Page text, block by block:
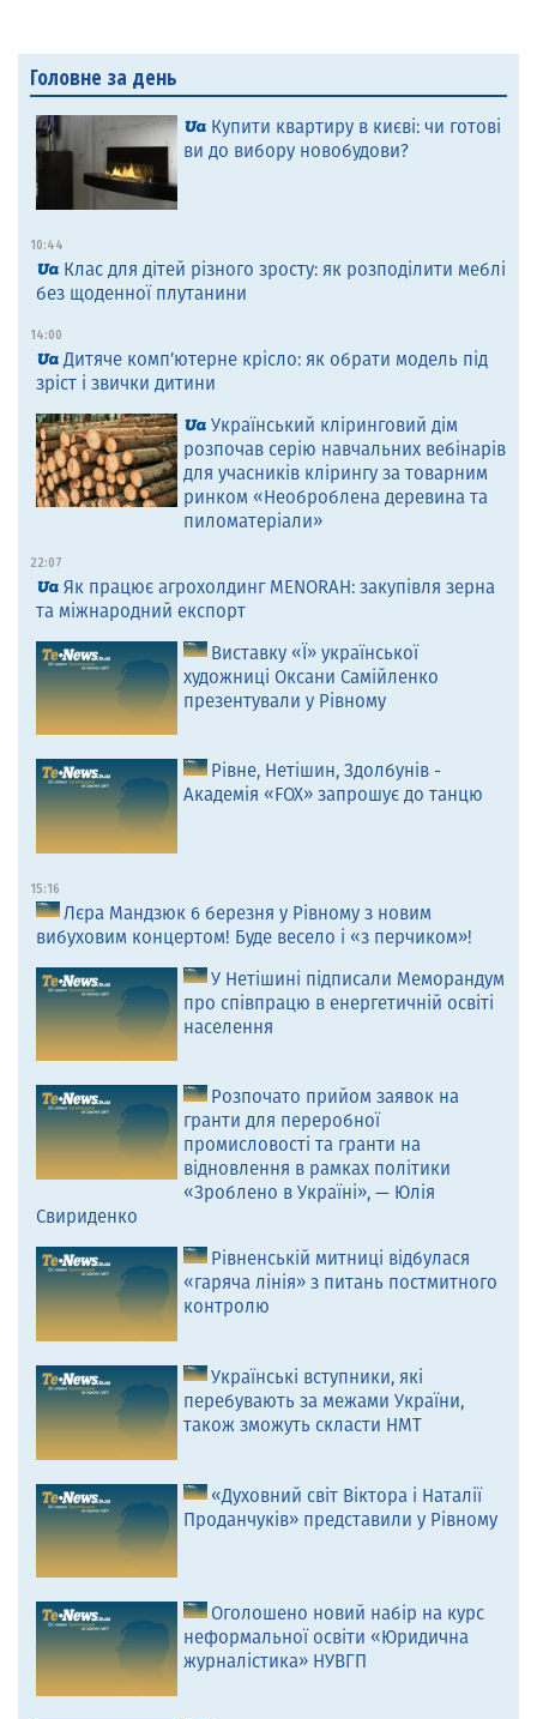
Головне за день
Купити квартиру в києві: чи готові
ви до вибору новобудови?
10:44
Клас для дітей різного зросту: як розподілити меблі
без щоденної плутанини
14:00
Дитяче комп’ютерне крісло: як обрати модель під
зріст і звички дитини
Український кліринговий дім
розпочав серію навчальних вебінарів
для учасників клірингу за товарним
ринком «Необроблена деревина та
пиломатеріали»
22:07
Як працює агрохолдинг MENORAH: закупівля зерна
та міжнародний експорт
Виставку «Ї» української
художниці Оксани Самійленко
презентували у Рівному
Рівне, Нетішин, Здолбунів -
Академія «FOX» запрошує до танцю
15:16
Лєра Мандзюк 6 березня у Рівному з новим
вибуховим концертом! Буде весело і «з перчиком»!
У Нетішині підписали Меморандум
про співпрацю в енергетичній освіті
населення
Розпочато прийом заявок на
гранти для переробної
промисловості та гранти на
відновлення в рамках політики
«Зроблено в Україні», — Юлія
Свириденко
Рівненській митниці відбулася
«гаряча лінія» з питань постмитного
контролю
Українські вступники, які
перебувають за межами України,
також зможуть скласти НМТ
«Духовний світ Віктора і Наталії
Проданчуків» представили у Рівному
Оголошено новий набір на курс
неформальної освіти «Юридична
журналістика» НУВГП